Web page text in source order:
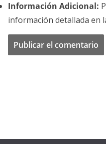
Información Adicional:
información detallada en